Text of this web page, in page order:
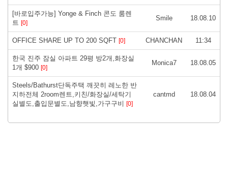
[바로입주가능] Yonge & Finch 콘도 룸렌
트 [0]
Smile 18.08.10
OFFICE SHARE UP TO 200 SQFT [0] CHANCHAN 11:34
한국 진주 잠실 아파트 29평 방2개,화장실
1개 $900 [0]
Monica7 18.08.05
Steels/Bathurst단독주택 깨끗히 레노한 반
지하전체 2room렌트,키친/화장실/세탁기
실별도,출입문별도,남향햇빛,가구구비 [0]
cantmd 18.08.04